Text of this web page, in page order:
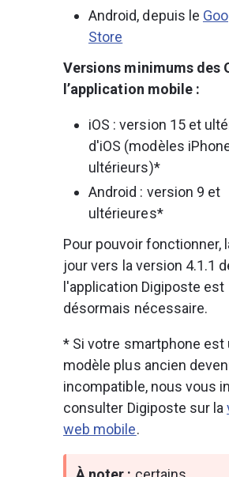
Android, depuis le
Store
Versions minimums des
l’application mobile :
iOS : version 15 et
d'iOS (modèles
ultérieurs)*
Android : version 9 et
ultérieures*
Pour pouvoir fonctionner,
jour vers la version 4.1.1
l'application Digiposte est
désormais nécessaire.
* Si votre smartphone est
modèle plus ancien
incompatible, nous vous
consulter Digiposte sur la
web mobile.